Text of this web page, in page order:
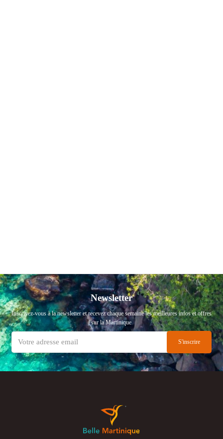
Newsletter
Inscrivez-vous à la newsletter et recevez chaque semaine les meilleures infos et offres
sur la Martinique